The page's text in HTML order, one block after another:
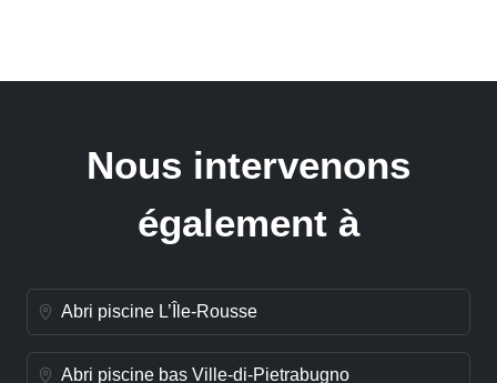
Nous intervenons
également à
Abri piscine L’Île-Rousse
Abri piscine bas Ville-di-Pietrabugno